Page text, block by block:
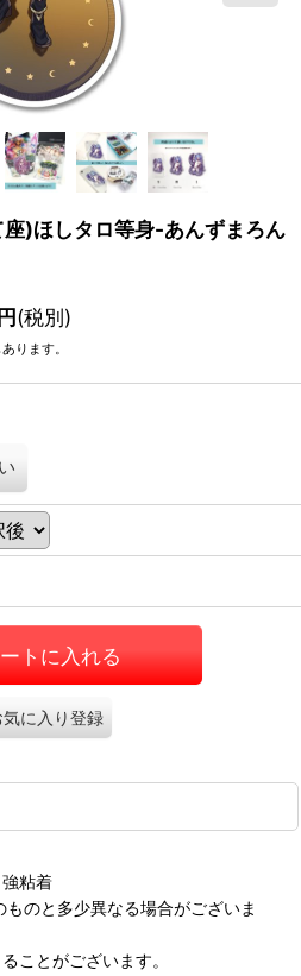
)ほしタロ等身-あんずまろん
円(税別)
ります。
トに入れる
気に入り登録
粘着
のと多少異なる場合がございま
ことがございます。